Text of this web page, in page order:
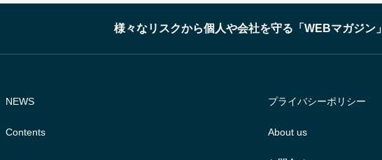
様々なリスクから個人や会社を守る「WEBマガジン」
NEWS
Contents
プライバシーポリシー
About us